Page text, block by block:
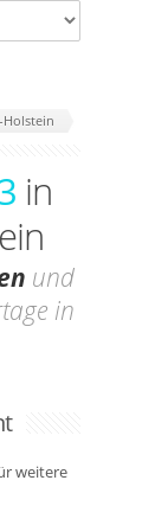
Holstein
in
und
in
weitere